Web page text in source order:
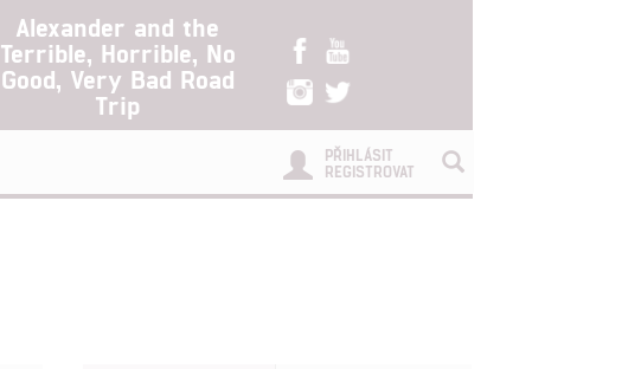
Alexander and the
Terrible, Horrible, No
Good, Very Bad Road
Trip
PŘIHLÁSIT
REGISTROVAT